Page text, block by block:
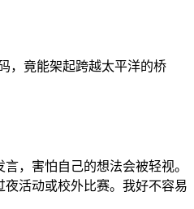
，竟能架起跨越太平洋的桥
，害怕自己的想法会被轻视。
活动或校外比赛。我好不容易